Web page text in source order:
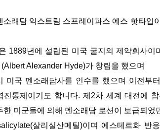
소래담 익스트림 스프레이파스 에스 핫타입
1889년에 설립된 미국 굴지의 제약회사
Alexander Hyde)가 창립을 했으며
진통제이기도 합니다. 제2차 세계 대전에
한 미군들에 의해 멘소래담 로션이 보급되었
살리실산메틸)이며 에스테르화 반